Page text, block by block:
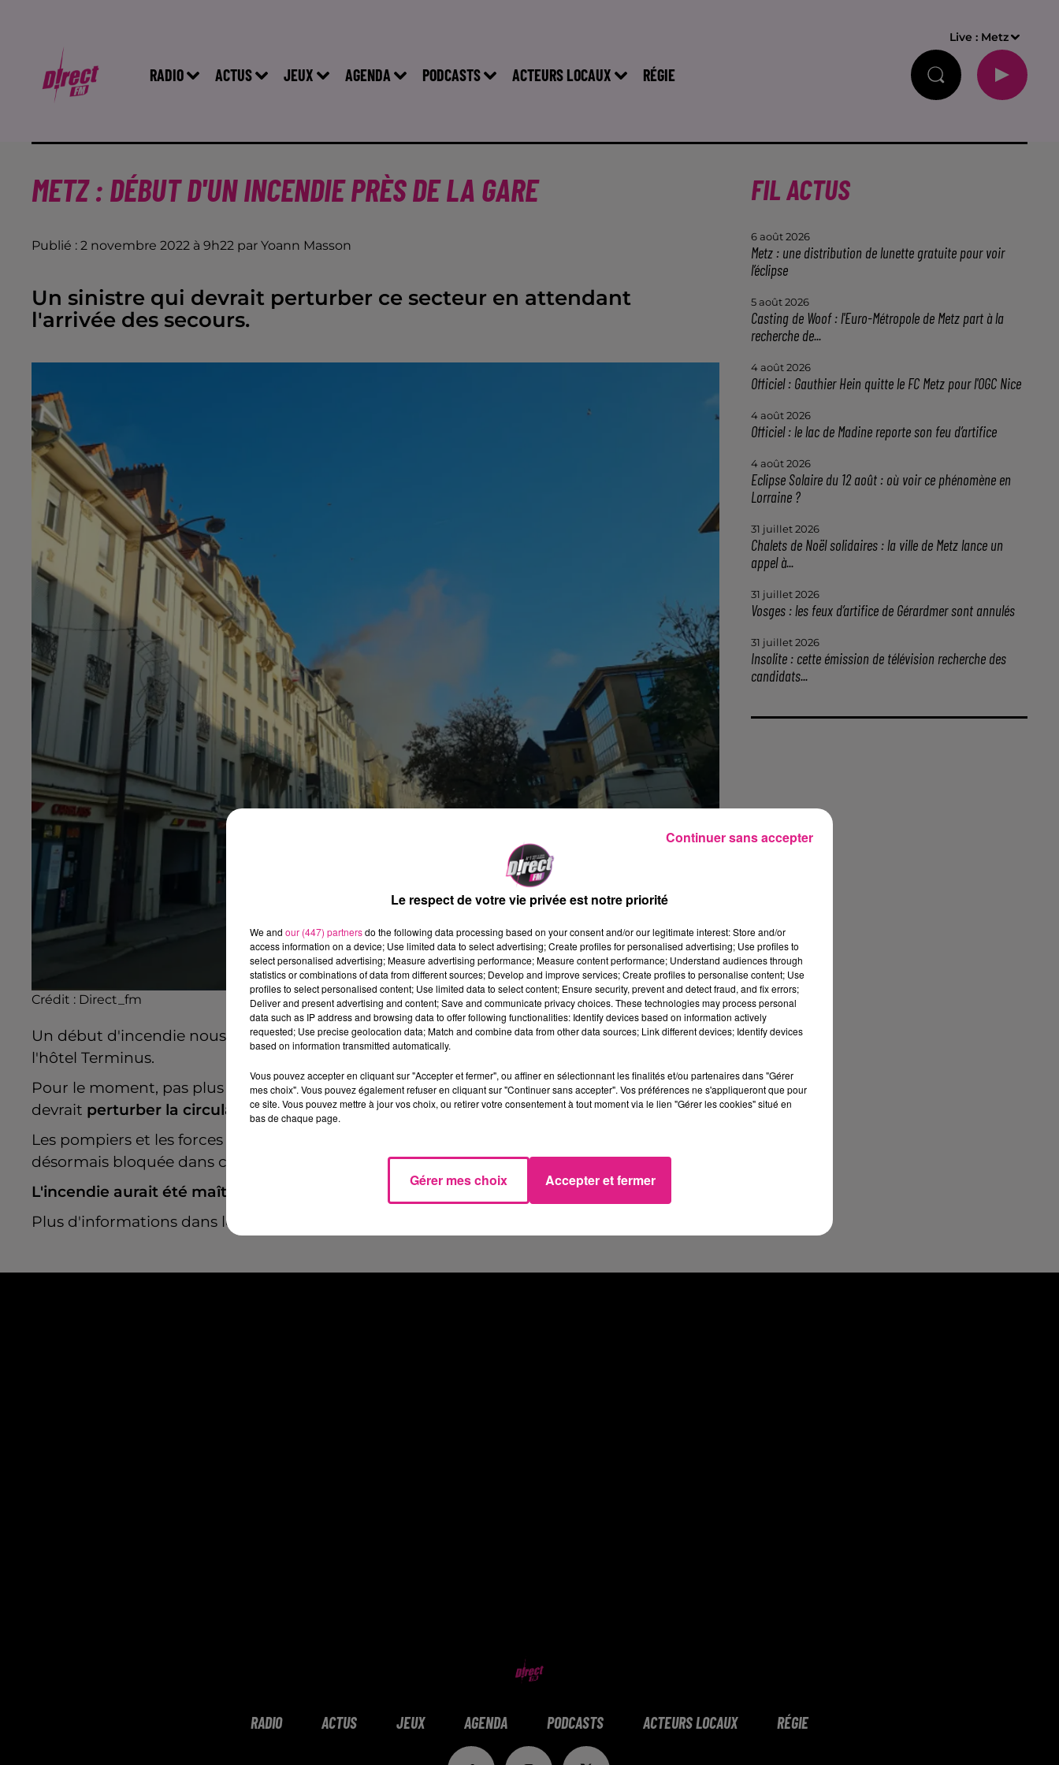
RADIO ACTUS JEUX AGENDA PODCASTS ACTEURS LOCAUX RÉGIE
Live : Metz
METZ : DÉBUT D'UN INCENDIE PRÈS DE LA GARE
Publié : 2 novembre 2022 à 9h22 par Yoann Masson
Un sinistre qui devrait perturber ce secteur en attendant
l'arrivée des secours.
Crédit : Direct_fm
Un début d'incendie nous a été signalé ce matin vers 9h àMetz, rue Lafayette, au niveau de
l'hôtel Terminus.
Pour le moment, pas plus d'informations sur l'origine du sinistre. Une intervention qui
devrait perturber la circulationdans ce secteur.
Les pompiers et les forces de l'ordre sont désormais sur place. La rue Lafayette est
désormais bloquée dans ce secteur, le temps de l'intervention.
L'incendie aurait été maîtrisé peu après 11h
. Aucun blessé n'est à déplorer.
Plus d'informations dans les heures qui viennent.
FIL ACTUS
6 août 2026
Metz : une distribution de lunette gratuite pour voir
l’éclipse
5 août 2026
Casting de Woof : l'Euro-Métropole de Metz part à la
recherche de...
4 août 2026
Officiel : Gauthier Hein quitte le FC Metz pour l'OGC Nice
4 août 2026
Officiel : le lac de Madine reporte son feu d’artifice
4 août 2026
Eclipse Solaire du 12 août : où voir ce phénomène en
Lorraine ?
31 juillet 2026
Chalets de Noël solidaires : la ville de Metz lance un
appel à...
31 juillet 2026
Vosges : les feux d’artifice de Gérardmer sont annulés
31 juillet 2026
Insolite : cette émission de télévision recherche des
candidats...
RADIO ACTUS JEUX AGENDA PODCASTS ACTEURS LOCAUX RÉGIE
Le respect de votre vie privée est notre priorité
We and our (447) partnersdo the following data processing based on your consent and/or our legitimate interest: Store and/or
access information on a device; Use limited data to select advertising; Create profiles for personalised advertising; Use profiles to
select personalised advertising; Measure advertising performance; Measure content performance; Understand audiences through
statistics or combinations of data from different sources; Develop and improve services; Create profiles to personalise content; Use
profiles to select personalised content; Use limited data to select content; Ensure security, prevent and detect fraud, and fix errors;
Deliver and present advertising and content; Save and communicate privacy choices. These technologies may process personal
data such as IP address and browsing data to offer following functionalities: Identify devices based on information actively
requested; Use precise geolocation data; Match and combine data from other data sources; Link different devices; Identify devices
based on information transmitted automatically.
Vous pouvez accepter en cliquant sur "Accepter et fermer", ou affiner en sélectionnant les finalités et/ou partenaires dans "Gérer
mes choix". Vous pouvez également refuser en cliquant sur "Continuer sans accepter". Vos préférences ne s'appliqueront que pour
ce site. Vous pouvez mettre à jour vos choix, ou retirer votre consentement à tout moment via le lien "Gérer les cookies" situé en
bas de chaque page.
Gérer mes choix Accepter et fermer
Continuer sans accepter